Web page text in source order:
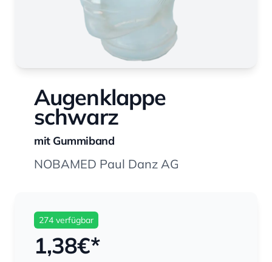
Augenklappe
schwarz
mit Gummiband
NOBAMED Paul Danz AG
274 verfügbar
1,38€*